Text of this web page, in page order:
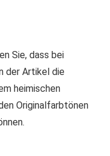
Sie, dass bei
der Artikel die
heimischen
Originalfarbtönen